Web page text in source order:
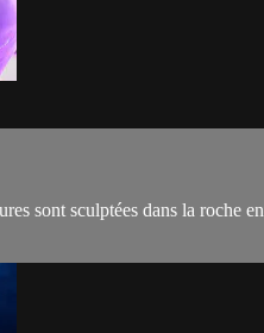
sont sculptées dans la roche